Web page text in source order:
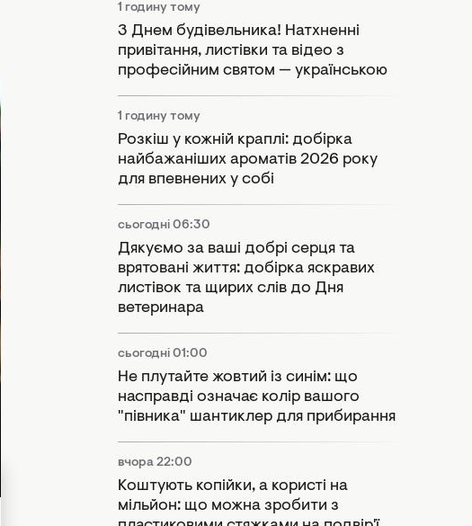
1 годину тому
З Днем будівельника! Натхненні
привітання, листівки та відео з
професійним святом — українською
1 годину тому
Розкіш у кожній краплі: добірка
найбажаніших ароматів 2026 року
для впевнених у собі
сьогодні 06:30
Дякуємо за ваші добрі серця та
врятовані життя: добірка яскравих
листівок та щирих слів до Дня
ветеринара
сьогодні 01:00
Не плутайте жовтий із синім: що
насправді означає колір вашого
"півника" шантиклер для прибирання
вчора 22:00
Коштують копійки, а користі на
мільйон: що можна зробити з